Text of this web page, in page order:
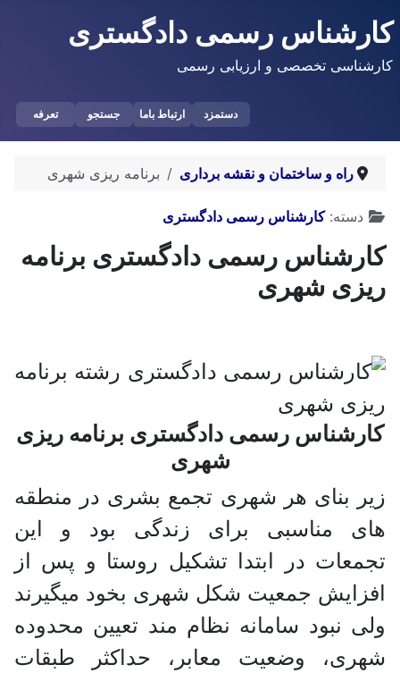
کارشناس رسمی دادگستری
کارشناسی تخصصی و ارزیابی رسمی
دستمزد ارتباط باما جستجو تعرفه
راه و ساختمان و نقشه برداری برنامه ریزی شهری
توضیحات
دسته:کارشناس رسمی دادگستری
کارشناس رسمی دادگستری برنامه
ریزی شهری
کارشناس رسمی دادگستری برنامه ریزی
شهری
زیر بنای هر شهری تجمع بشری در منطقه
های مناسبی برای زندگی بود و این
تجمعات در ابتدا تشکیل روستا و پس از
افزایش جمعیت شکل شهری بخود میگیرند
ولی نبود سامانه نظام مند تعیین محدوده
شهری، وضعیت معابر، حداکثر طبقات